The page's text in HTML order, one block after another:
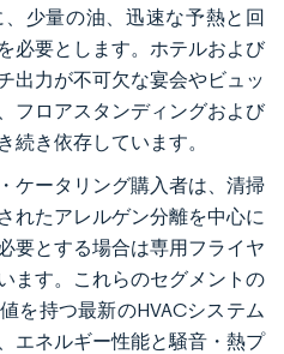
少量の油、迅速な予熱と回
必要とします。ホテルおよび
出力が不可欠な宴会やビュッ
フロアスタンディングおよび
続き依存しています。
ケータリング購入者は、清掃
れたアレルゲン分離を中心に
要とする場合は専用フライヤ
ます。これらのセグメントの
を持つ最新のHVACシステム
エネルギー性能と騒音・熱プ